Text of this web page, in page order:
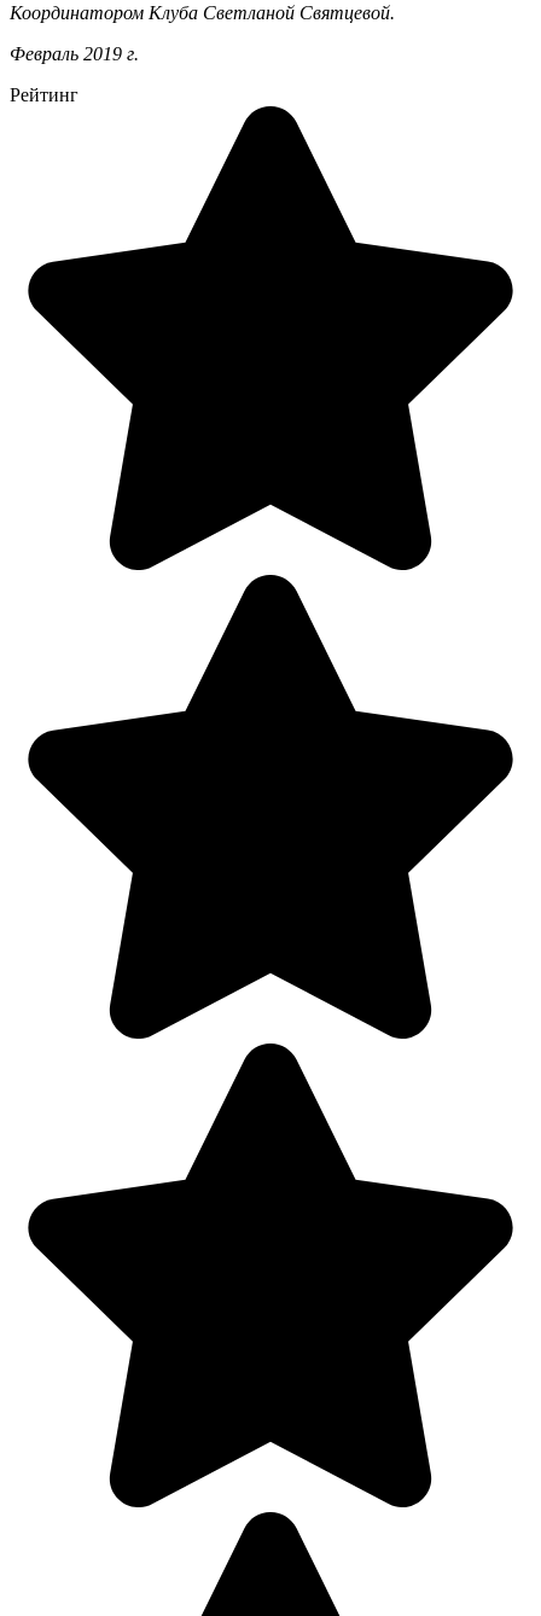
Координатором Клуба Светланой Святцевой.
Февраль 2019 г.
Рейтинг